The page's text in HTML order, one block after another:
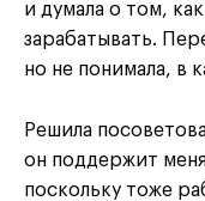
и думала о том,
зарабатывать.
но не понимала, в
Решила
он поддержит
поскольку тоже